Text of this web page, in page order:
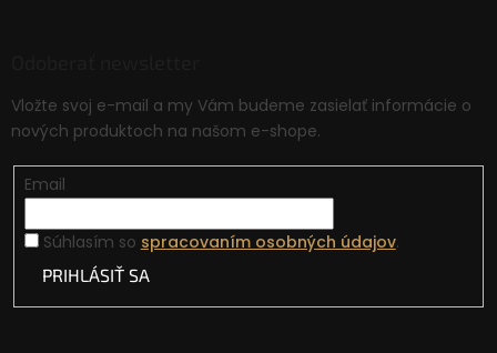
Vložte svoj e-mail a my Vám budeme zasielať informácie o
nových produktoch na našom e-shope.
Email
Súhlasím so spracovaním osobných údajov.
PRIHLÁSIŤ SA